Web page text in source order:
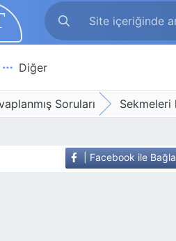
Diğer
Soruları Sekmeleri
| Facebook ile